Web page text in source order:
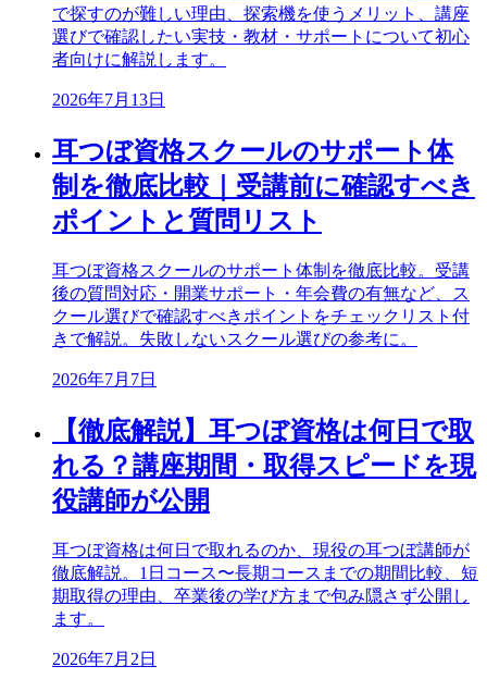
で探すのが難しい理由、探索機を使うメリット、講座
選びで確認したい実技・教材・サポートについて初心
者向けに解説します。
2026年7月13日
耳つぼ資格スクールのサポート体
制を徹底比較｜受講前に確認すべき
ポイントと質問リスト
耳つぼ資格スクールのサポート体制を徹底比較。受講
後の質問対応・開業サポート・年会費の有無など、ス
クール選びで確認すべきポイントをチェックリスト付
きで解説。失敗しないスクール選びの参考に。
2026年7月7日
【徹底解説】耳つぼ資格は何日で取
れる？講座期間・取得スピードを現
役講師が公開
耳つぼ資格は何日で取れるのか、現役の耳つぼ講師が
徹底解説。1日コース〜長期コースまでの期間比較、短
期取得の理由、卒業後の学び方まで包み隠さず公開し
ます。
2026年7月2日